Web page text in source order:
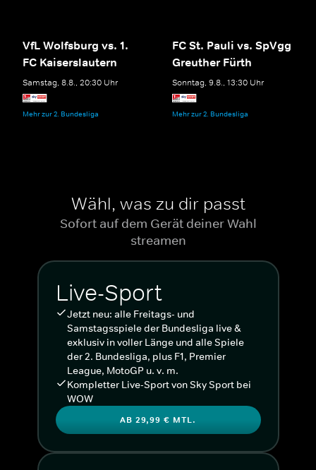
VfL Wolfsburg vs. 1.
FC Kaiserslautern
Samstag, 8.8., 20:30 Uhr
Mehr zur 2. Bundesliga
FC St. Pauli vs. SpVgg
Greuther Fürth
Sonntag, 9.8., 13:30 Uhr
Mehr zur 2. Bundesliga
Wähl, was zu dir passt
Sofort auf dem Gerät deiner Wahl
streamen
Live-Sport
Jetzt neu: alle Freitags- und
Samstagsspiele der Bundesliga live &
exklusiv in voller Länge und alle Spiele
der 2. Bundesliga, plus F1, Premier
League, MotoGP u. v. m.
Kompletter Live-Sport von Sky Sport bei
WOW
AB 29,99 € MTL.